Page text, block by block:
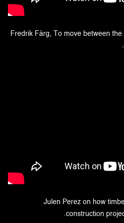
Fredrik Färg, To move between
Julen Perez on how
construction